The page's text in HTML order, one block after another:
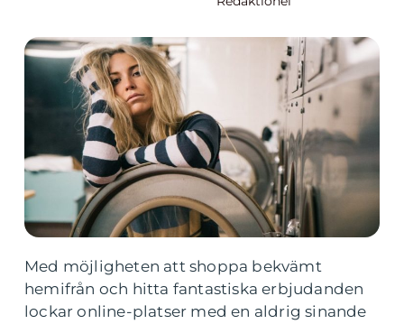
Med möjligheten att shoppa bekvämt
hemifrån och hitta fantastiska erbjudanden
lockar online-platser med en aldrig sinande